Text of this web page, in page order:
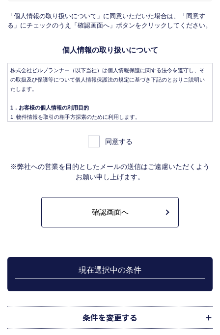
「個人情報の取り扱いについて」に同意いただいた場合は、「同意す
る」にチェックのうえ「確認画面へ」ボタンをクリックしてください。
個人情報の取り扱いについて
株式会社ビルプランナー（以下当社）は個人情報保護に関する法令を遵守し、そ
の取扱及び保護等について個人情報保護法の規定に基づき下記のとおりご説明い
たします。
1．お客様の個人情報の利用目的
物件情報を取引の相手方探索のために利用します。
物件情報を、取引の相手方探索のため指定流通機構の物件検索システム（レイ
ンズ）に登録する場合があります。なお契約後、指定流通機構（宅地建物取引
報は、成約した物件の、物件概要、契約年月日、成約価格などの情報で、氏名
は含みません。）を提供します。指定流通機構は、物件情報及び成約情報を指
定流通機構の会員たる宅地建物取引業者や公的な団体に電子データや紙媒体で
不動産の売買契約又は賃貸契約の相手方を探索すること、及び売買、賃貸借、
上記、1.から 5.の業務に付随する、お客様にとって有用と思われる当社及び提
携先のご案内や商品の発送、関連するアフターサービス、また、管理において
のメンテナンス等の業務に関するお知らせ等に利用します。
介の依頼者に提供することがあります。
下記３記載の第三者に提供します。
同意する
※弊社への営業を目的としたメールの送信はご遠慮いただくよう
お願い申し上げます。
現在選択中の条件
条件を変更する